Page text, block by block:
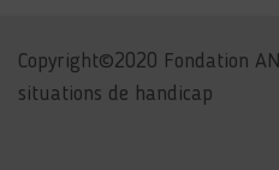
traitance
Jardin
Copyright©2020 Fondation
situations de handicap